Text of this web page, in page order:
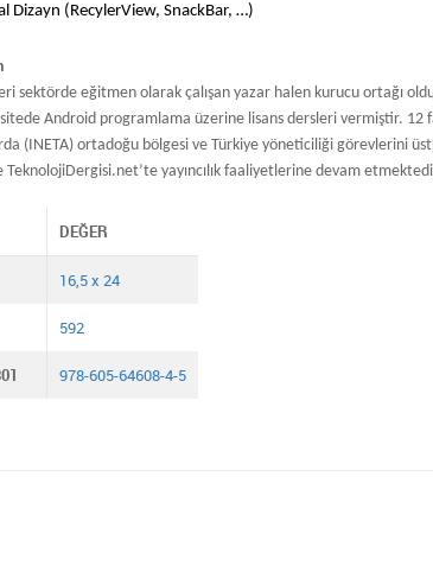
Dizayn (RecylerView, SnackBar, …)
sektörde eğitmen olarak çalışan yazar halen kurucu ortağı
Android programlama üzerine lisans dersleri vermiştir. 12
(INETA) ortadoğu bölgesi ve Türkiye yöneticiliği görevlerini
TeknolojiDergisi.net’te yayıncılık faaliyetlerine devam
DEĞER
16,5 x 24
592
978-605-64608-4-5